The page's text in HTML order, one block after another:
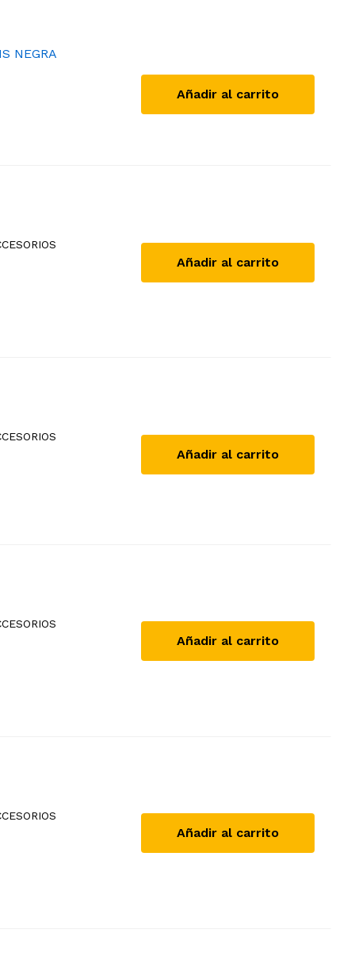
NEGRA
Añadir al carrito
Añadir al carrito
Añadir al carrito
Añadir al carrito
Añadir al carrito